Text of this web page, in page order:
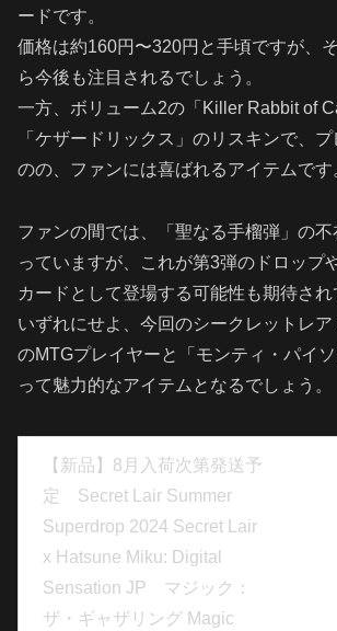
ードです。
価格は約160円〜320円と手頃ですが、
ら今後も注目されるでしょう。
一方、ボリューム2の「Killer Rabbit of
「ケザードリックス」のリスキンで、
のの、ファンには喜ばれるアイテムです
ファンの間では、「聖なる手榴弾」の
っていますが、これが第3弾のドロップ
カードとして登場する可能性も期待され
いずれにせよ、今回のシークレットレア
のMTGプレイヤーと「モンティ・パイ
って魅力的なアイテムとなるでしょう。
【新品】8月入荷次第発送予
定 Secret Lair Summer
Superdrop 2024 Secret Lair
x Hatsune Miku: Digital
Sensation JP マジック：
ザ・ギャザリング Magic